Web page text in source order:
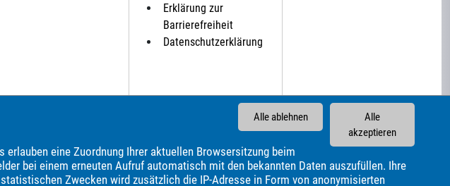
Alle
akzeptieren
Alle ablehnen
eine Zuordnung Ihrer aktuellen Browsersitzung beim
bei einem erneuten Aufruf automatisch mit den bekannten Daten auszufüllen. Ihre
Zwecken wird zusätzlich die IP-Adresse in Form von anonymisierten
Erklärung zur
Barrierefreiheit
Datenschutzerklärung
folgender Automarken an: